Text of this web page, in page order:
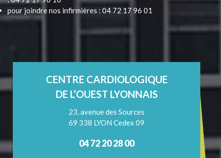
pour joindre nos infirmières : 04 72 17 96 01
CENTRE CARDIOLOGIQUE
DE L’OUEST LYONNAIS
23, avenue des Sources
69 338 LYON Cedex 09
04 72 20 28 00